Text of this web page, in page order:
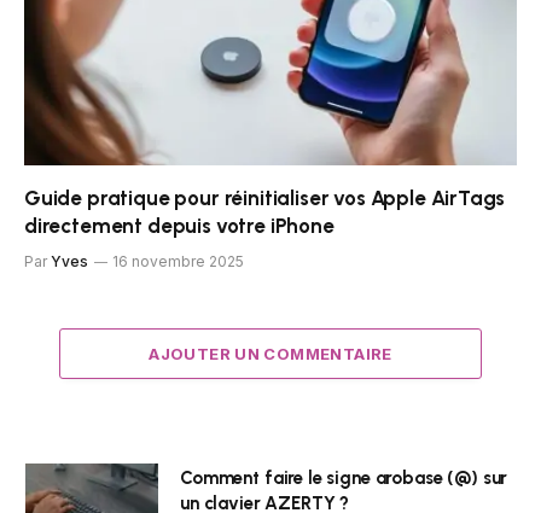
Guide pratique pour réinitialiser vos Apple AirTags
directement depuis votre iPhone
Par Yves 16 novembre 2025
AJOUTER UN COMMENTAIRE
Comment faire le signe arobase (@) sur
un clavier AZERTY ?